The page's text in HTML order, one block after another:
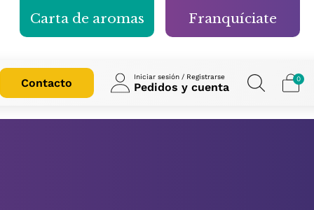
Carta de aromas Franquíciate
Contacto Iniciar sesión / Registrarse
Pedidos y cuenta
0